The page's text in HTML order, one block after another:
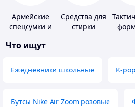
Армейские
спецсумки и
Средства для
стирки
Что ищут
Ежедневники школьные K-
Бутсы Nike Air Zoom розовые